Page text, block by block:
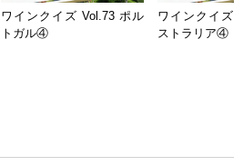
ワインクイズ Vol.73 ポル
トガル④
ワインクイズ
ストラリア④